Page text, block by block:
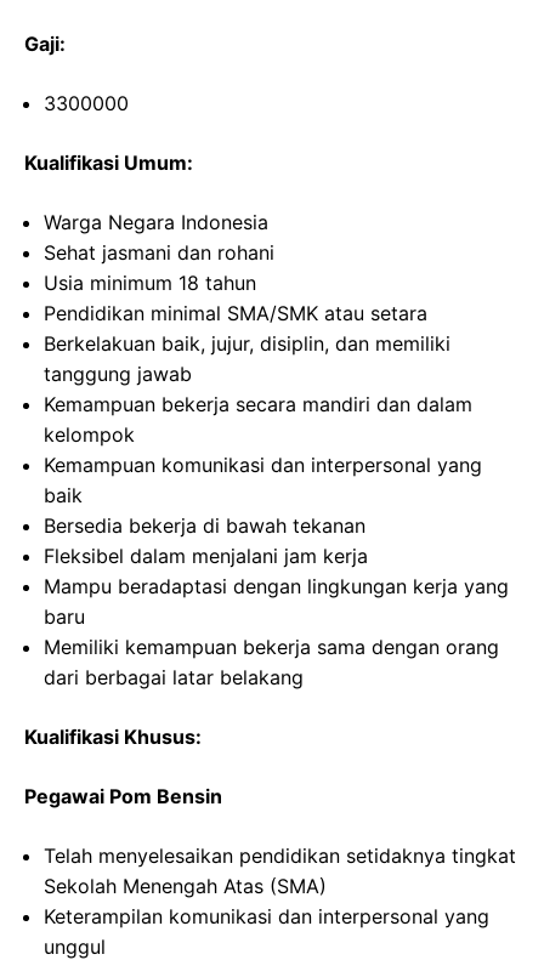
Gaji:
3300000
Kualifikasi Umum:
Warga Negara Indonesia
Sehat jasmani dan rohani
Usia minimum 18 tahun
Pendidikan minimal SMA/SMK atau setara
Berkelakuan baik, jujur, disiplin, dan memiliki
tanggung jawab
Kemampuan bekerja secara mandiri dan dalam
kelompok
Kemampuan komunikasi dan interpersonal yang
baik
Bersedia bekerja di bawah tekanan
Fleksibel dalam menjalani jam kerja
Mampu beradaptasi dengan lingkungan kerja yang
baru
Memiliki kemampuan bekerja sama dengan orang
dari berbagai latar belakang
Kualifikasi Khusus:
Pegawai Pom Bensin
Telah menyelesaikan pendidikan setidaknya tingkat
Sekolah Menengah Atas (SMA)
Keterampilan komunikasi dan interpersonal yang
unggul